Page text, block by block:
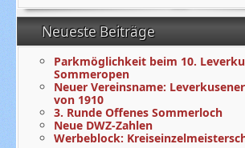
Neueste Beiträge
Parkmöglichkeit beim 10.
Sommeropen
Neuer Vereinsname:
von 1910
3. Runde Offenes Sommerloch
Neue DWZ-Zahlen
Werbeblock: